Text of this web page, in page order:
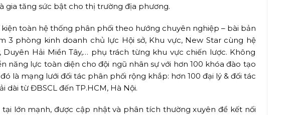
gia tăng sức bật cho thị trường địa phương.
toàn hệ thống phân phối theo hướng chuyên nghiệp – bài bản
3 phòng kinh doanh chủ lực Hội sở, Khu vực, New Star cùng hệ
Hải Miền Tây,… phụ trách từng khu vực chiến lược. Không
năng lực toàn diện cho đội ngũ nhân sự với hơn 100 khóa đào tạo
là mạng lưới đối tác phân phối rộng khắp: hơn 100 đại lý & đối tác
dài từ ĐBSCL đến TP.HCM, Hà Nội.
lớn mạnh, được cập nhật và phân tích thường xuyên để kết nối